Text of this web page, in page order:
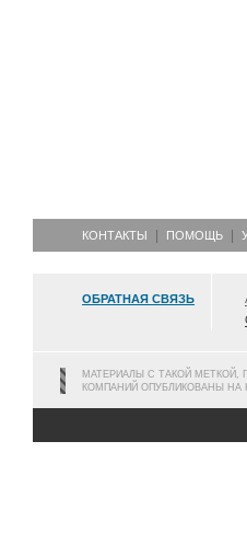
КОНТАКТЫ ПОМОЩЬ
ОБРАТНАЯ СВЯЗЬ
МАТЕРИАЛЫ С ТАКОЙ МЕТКОЙ,
КОМПАНИЙ ОПУБЛИКОВАНЫ